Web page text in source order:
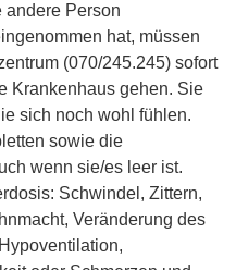
andere Person
hat, müssen
(070/245.245) sofort
Krankenhaus gehen. Sie
sich noch wohl fühlen.
sowie die
wenn sie/es leer ist.
Schwindel, Zittern,
Veränderung des